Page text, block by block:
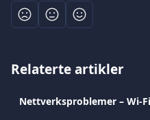
Relaterte artikler